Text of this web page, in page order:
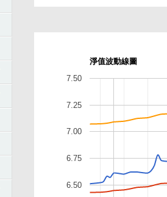
淨值波動線圖
6.50
6.75
7.00
7.25
7.50